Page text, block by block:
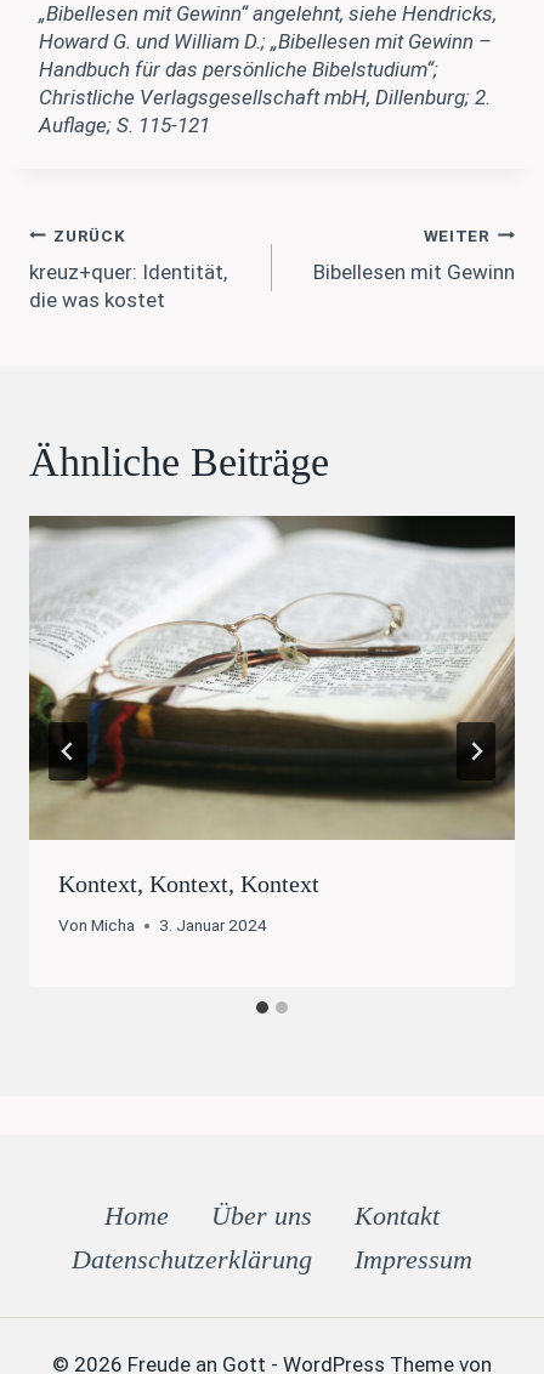
„Bibellesen mit Gewinn“ angelehnt, siehe Hendricks,
Howard G. und William D.; „Bibellesen mit Gewinn –
Handbuch für das persönliche Bibelstudium“;
Christliche Verlagsgesellschaft mbH, Dillenburg; 2.
Auflage; S. 115-121
Beitragsnavigation
ZURÜCK
kreuz+quer: Identität,
die was kostet
WEITER
Bibellesen mit Gewinn
Ähnliche Beiträge
Kontext, Kontext, Kontext
Von Micha 3. Januar 2024
Home Über uns
Kontakt
Datenschutz­erklärung
Impressum
© 2026 Freude an Gott - WordPress Theme von